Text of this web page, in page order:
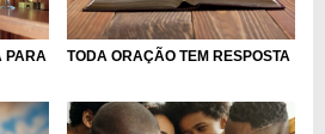
PARA
TODA ORAÇÃO TEM RESPOSTA